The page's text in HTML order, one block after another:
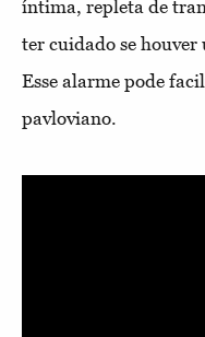
íntima, repleta de
ter cuidado se
Esse alarme pode
pavloviano.